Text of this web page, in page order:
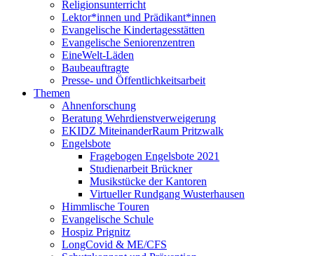
Religionsunterricht
Lektor*innen und Prädikant*innen
Evangelische Kindertagesstätten
Evangelische Seniorenzentren
EineWelt-Läden
Baubeauftragte
Presse- und Öffentlichkeitsarbeit
Themen
Ahnenforschung
Beratung Wehrdienstverweigerung
EKIDZ MiteinanderRaum Pritzwalk
Engelsbote
Fragebogen Engelsbote 2021
Studienarbeit Brückner
Musikstücke der Kantoren
Virtueller Rundgang Wusterhausen
Himmlische Touren
Evangelische Schule
Hospiz Prignitz
LongCovid & ME/CFS